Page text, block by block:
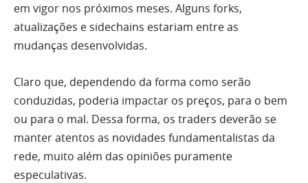
em vigor nos próximos meses. Alguns forks,
atualizações e sidechains estariam entre as
mudanças desenvolvidas.
Claro que, dependendo da forma como serão
conduzidas, poderia impactar os preços, para o bem
ou para o mal. Dessa forma, os traders deverão se
manter atentos as novidades fundamentalistas da
rede, muito além das opiniões puramente
especulativas.